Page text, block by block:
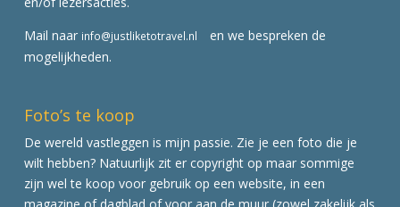
Mail naar info@justliketotravel.nl
en we bespreken de
mogelijkheden.
Foto’s te koop
De wereld vastleggen is mijn passie. Zie je een foto die je
wilt hebben? Natuurlijk zit er copyright op maar sommige
zijn wel te koop voor gebruik op een website, in een